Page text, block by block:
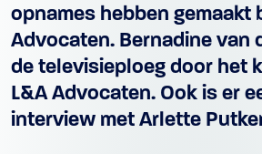
opnames hebben gemaakt
Advocaten. Bernadine van
de televisieploeg door het
L&A Advocaten. Ook is er
interview met Arlette